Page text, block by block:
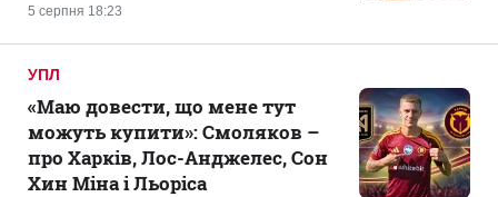
5 серпня 18:23
УПЛ
«Маю довести, що мене тут
можуть купити»: Смоляков –
про Харків, Лос-Анджелес, Сон
Хин Міна і Льоріса